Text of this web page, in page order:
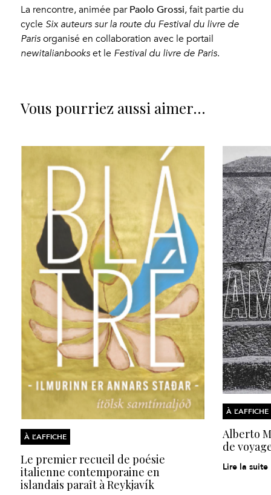
La rencontre, animée par Paolo Grossi, fait partie du
cycle Six auteurs sur la route du Festival du livre de
Paris organisé en collaboration avec le portail
newitalianbooks et le Festival du livre de Paris.
Vous pourriez aussi aimer…
À L’AFFICHE
Le premier recueil de poésie
italienne contemporaine en
islandais paraît à Reykjavík
À L’AFFICHE
Alberto
de
Lire la suite